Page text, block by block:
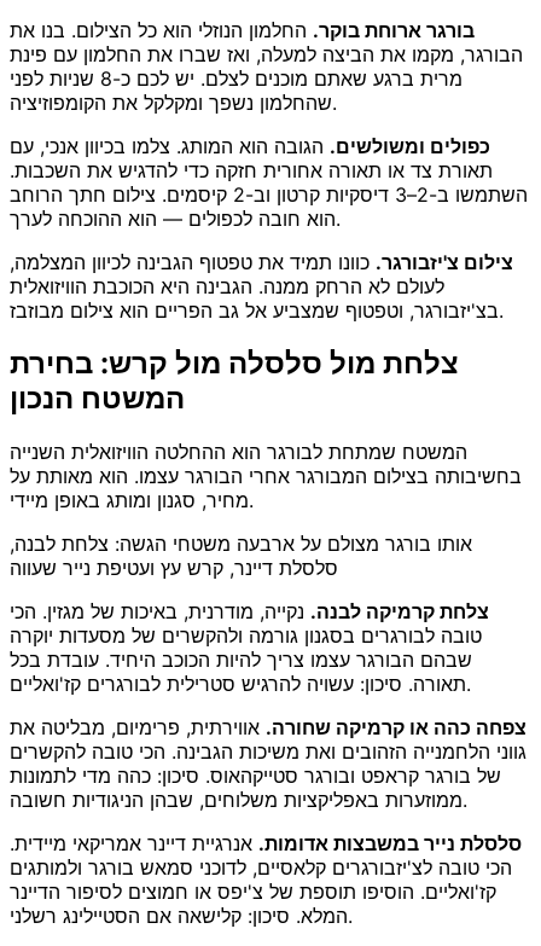
בורגר ארוחת בוקר. החלמון הנוזלי הוא כל הצילום. בנו את
הבורגר, מקמו את הביצה למעלה, ואז שברו את החלמון עם פינת
מרית ברגע שאתם מוכנים לצלם. יש לכם כ-8 שניות לפני
שהחלמון נשפך ומקלקל את הקומפוזיציה.
כפולים ומשולשים. הגובה הוא המותג. צלמו בכיוון אנכי, עם
תאורת צד או תאורה אחורית חזקה כדי להדגיש את השכבות.
השתמשו ב-2–3 דיסקיות קרטון וב-2 קיסמים. צילום חתך הרוחב
הוא חובה לכפולים — הוא ההוכחה לערך.
צילום צ'יזבורגר. כוונו תמיד את טפטוף הגבינה לכיוון המצלמה,
לעולם לא הרחק ממנה. הגבינה היא הכוכבת הוויזואלית
בצ'יזבורגר, וטפטוף שמצביע אל גב הפריים הוא צילום מבוזבז.
צלחת מול סלסלה מול קרש: בחירת
המשטח הנכון
המשטח שמתחת לבורגר הוא ההחלטה הוויזואלית השנייה
בחשיבותה בצילום המבורגר אחרי הבורגר עצמו. הוא מאותת על
מחיר, סגנון ומותג באופן מיידי.
אותו בורגר מצולם על ארבעה משטחי הגשה: צלחת לבנה,
סלסלת דיינר, קרש עץ ועטיפת נייר שעווה
צלחת קרמיקה לבנה. נקייה, מודרנית, באיכות של מגזין. הכי
טובה לבורגרים בסגנון גורמה ולהקשרים של מסעדות יוקרה
שבהם הבורגר עצמו צריך להיות הכוכב היחיד. עובדת בכל
תאורה. סיכון: עשויה להרגיש סטרילית לבורגרים קז'ואליים.
צפחה כהה או קרמיקה שחורה. אווירתית, פרימיום, מבליטה את
גווני הלחמנייה הזהובים ואת משיכות הגבינה. הכי טובה להקשרים
של בורגר קראפט ובורגר סטייקהאוס. סיכון: כהה מדי לתמונות
ממוזערות באפליקציות משלוחים, שבהן הניגודיות חשובה.
סלסלת נייר במשבצות אדומות. אנרגיית דיינר אמריקאי מיידית.
הכי טובה לצ'יזבורגרים קלאסיים, לדוכני סמאש בורגר ולמותגים
קז'ואליים. הוסיפו תוספת של צ'יפס או חמוצים לסיפור הדיינר
המלא. סיכון: קלישאה אם הסטיילינג רשלני.